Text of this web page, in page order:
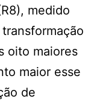
medido
oito maiores
maior esse
de